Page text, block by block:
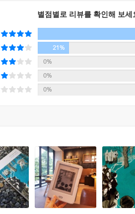
는 고통을 나도 겪는다는 것은, 그 온전
들의 책임이 낫는 일이 아니라면 그들
들이 아픈 사람의 경험에서 배울 수 있
보고 듣는 것, 이는 사회 안에서 양측 모
나는 햇빛을 소중히 할 수 있을 때, 그
는 죽음이 두렵지 않다. 내가 사라진
여기 있어야만 하는 것은 아니다. 기
다는 것은 환자와 주변 사람들이 다층
은 아주 드물다. 치료와 섭생 이야기,
년, 질병, 장애, 죽음과 같은 주제들에 대
있으며 취약한 필멸(必滅)의 몸을 가
다. ??아픈 몸을 살다??는 이런 필요와
통에 대한 다른 시각을 줄 수 있는 이야
한 지각을 갖게 된다는 것을 의미한
게 경험하는가는 어떤 사회적 동의와
과 불평등에 관한 지각은 스스로 아
않으면 갖기 힘들다. 아서 프랭크
휘말려 들어갔던 『목격자』로서의
별점별로 리뷰를 확인해 보세
21%
0%
0%
0%